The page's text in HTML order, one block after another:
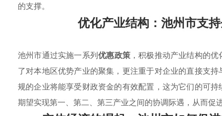
的支撑。
优化产业结构：池州市支
池州市通过实施一系列优惠政策，积极推动产业结构的
了对本地区优势产业的聚集，更注重于对企业的直接支
规的企业将能享受财政资金的有效配置，这为它们的可
期望实现第一、第二、第三产业之间的协调际遇，从而